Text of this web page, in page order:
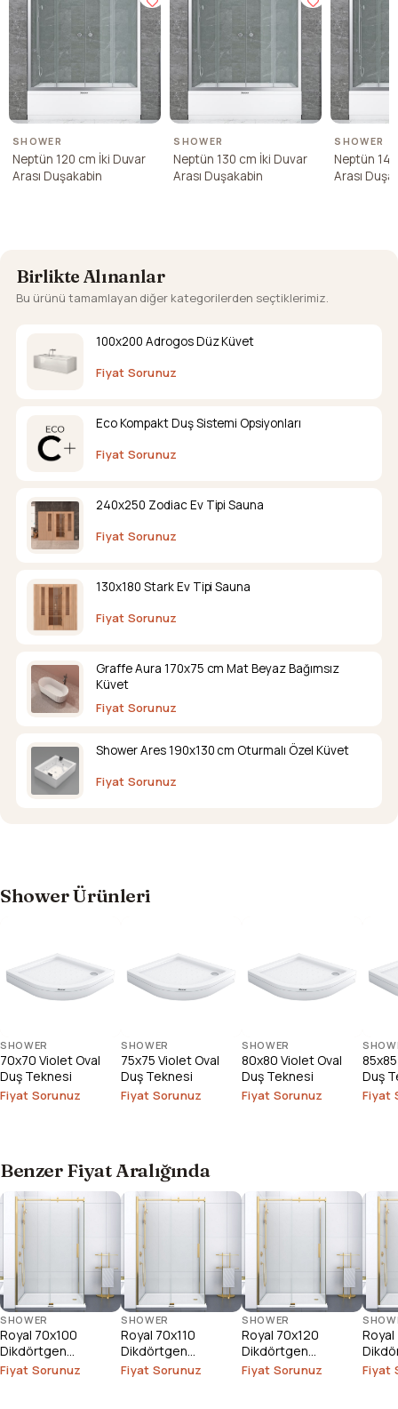
SHOWER
Neptün 120 cm İki Duvar
Arası Duşakabin
SHOWER
Neptün 130 cm İki Duvar
Arası Duşakabin
SHOWER
Neptün
Arası
Birlikte Alınanlar
Bu ürünü tamamlayan diğer kategorilerden seçtiklerimiz.
100x200 Adrogos Düz Küvet
Fiyat Sorunuz
Eco Kompakt Duş Sistemi Opsiyonları
Fiyat Sorunuz
240x250 Zodiac Ev Tipi Sauna
Fiyat Sorunuz
130x180 Stark Ev Tipi Sauna
Fiyat Sorunuz
Graffe Aura 170x75 cm Mat Beyaz Bağımsız
Küvet
Fiyat Sorunuz
Shower Ares 190x130 cm Oturmalı Özel Küvet
Fiyat Sorunuz
Shower Ürünleri
SHOWER
70x70 Violet Oval
Duş Teknesi
Fiyat Sorunuz
SHOWER
75x75 Violet Oval
Duş Teknesi
Fiyat Sorunuz
SHOWER
80x80 Violet Oval
Duş Teknesi
Fiyat Sorunuz
Duş
Fiyat
Benzer Fiyat Aralığında
SHOWER
Royal 70x100
Dikdörtgen
Duşakabin
Fiyat Sorunuz
SHOWER
Royal 70x110
Dikdörtgen
Duşakabin
Fiyat Sorunuz
SHOWER
Royal 70x120
Dikdörtgen
Duşakabin
Fiyat Sorunuz
Royal
Fiyat